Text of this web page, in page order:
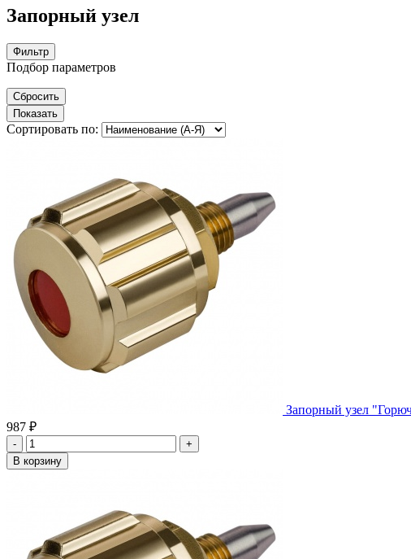
Запорный узел
Фильтр
Подбор параметров
Сортировать по:
Запорный узел
987 ₽
-
+
В корзину